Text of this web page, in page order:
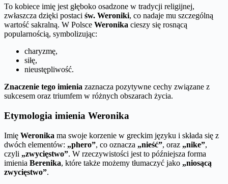
To kobiece imię jest głęboko osadzone w tradycji religijnej,
zwłaszcza dzięki postaci św. Weroniki, co nadaje mu szczególną
wartość sakralną. W Polsce Weronika cieszy się rosnącą
popularnością, symbolizując:
charyzmę,
siłę,
nieustępliwość.
Znaczenie tego imienia zaznacza pozytywne cechy związane z
sukcesem oraz triumfem w różnych obszarach życia.
Etymologia imienia Weronika
Imię Weronika ma swoje korzenie w greckim języku i składa się z
dwóch elementów: „phero”, co oznacza „nieść”, oraz „nike”,
czyli „zwycięstwo”. W rzeczywistości jest to późniejsza forma
imienia Berenika, które także możemy tłumaczyć jako „niosącą
zwycięstwo”.